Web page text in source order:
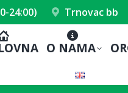
24:00) Trnovac bb
O NAMA